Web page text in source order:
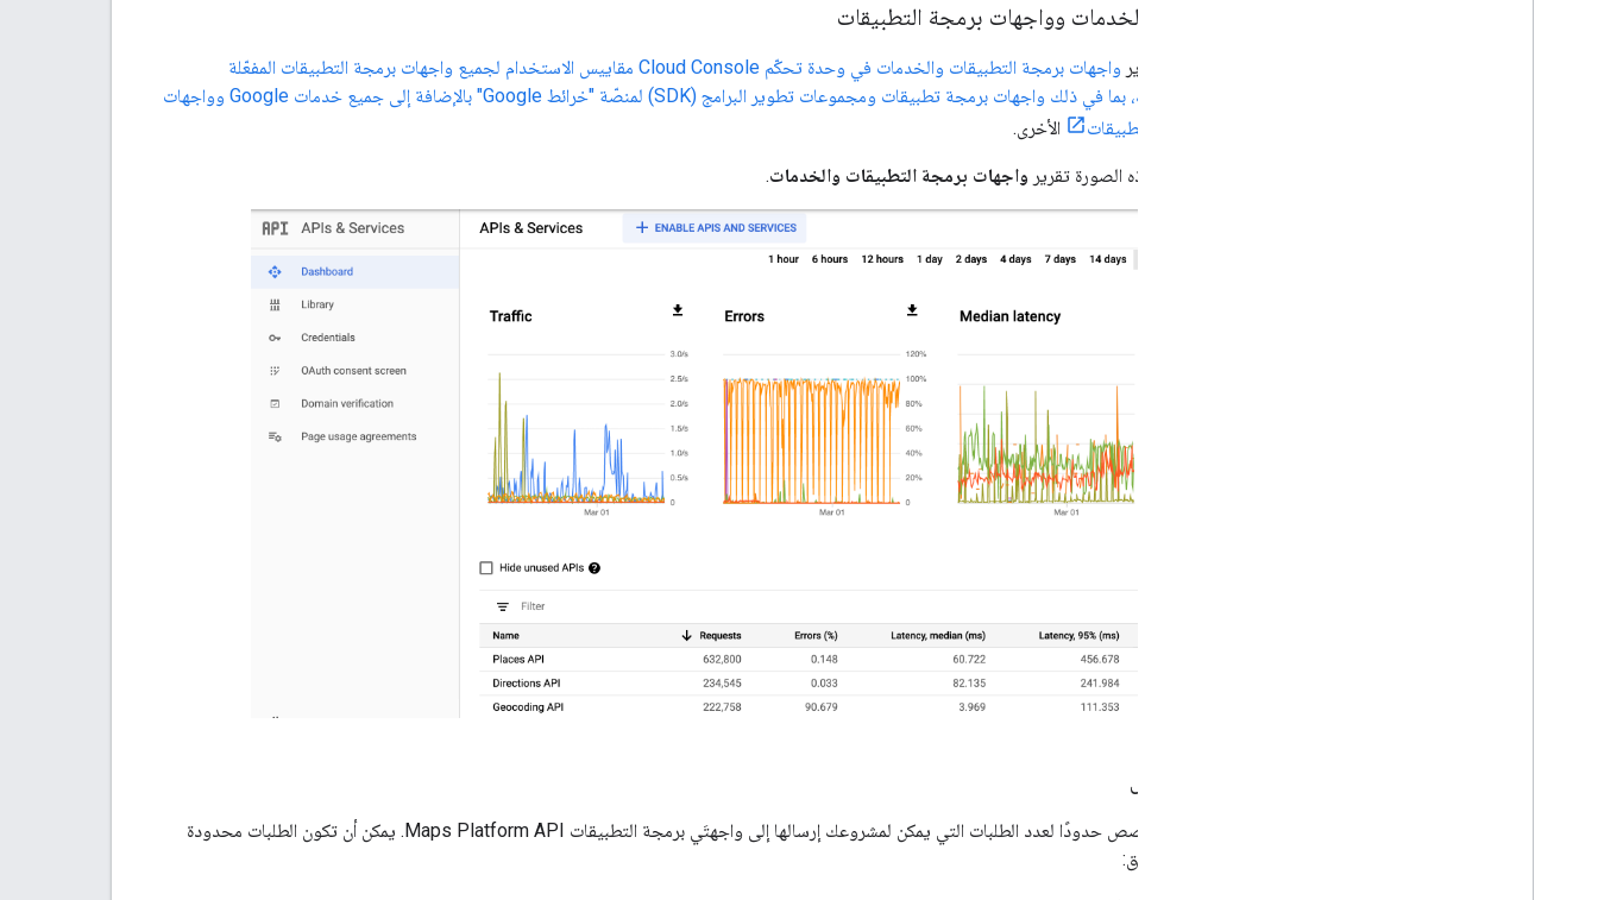
تقارير الخدمات وواجهات برمجة التطبيقات
يقدّم تقرير
واجهات برمجة التطبيقات والخدمات في وحدة تحكّم Cloud Console مقاييس الاستخدام لجميع واجهات برمجة التطبيقات المفعّلة
لمشروعك، بما في ذلك واجهات برمجة تطبيقات ومجموعات تطوير البرامج (SDK) لمنصّة "خرائط Google" بالإضافة إلى جميع خدمات Google وواجهات
برمجة التطبيقات
الأخرى.
تعرض هذه الصورة تقرير واجهات برمجة التطبيقات والخدمات.
الحصص
تضع الحصص حدودًا لعدد الطلبات التي يمكن لمشروعك إرسالها إلى واجهتَي برمجة التطبيقات Maps Platform API. يمكن أن تكون الطلبات محدودة
بثلاث طرق: